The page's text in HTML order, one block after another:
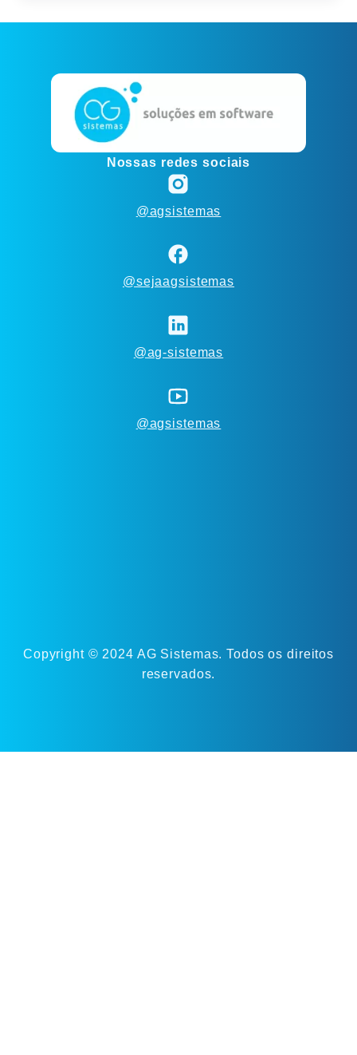
Nossas redes sociais
@agsistemas
@sejaagsistemas
@ag-sistemas
@agsistemas
Copyright © 2024 AG Sistemas. Todos os direitos
reservados.